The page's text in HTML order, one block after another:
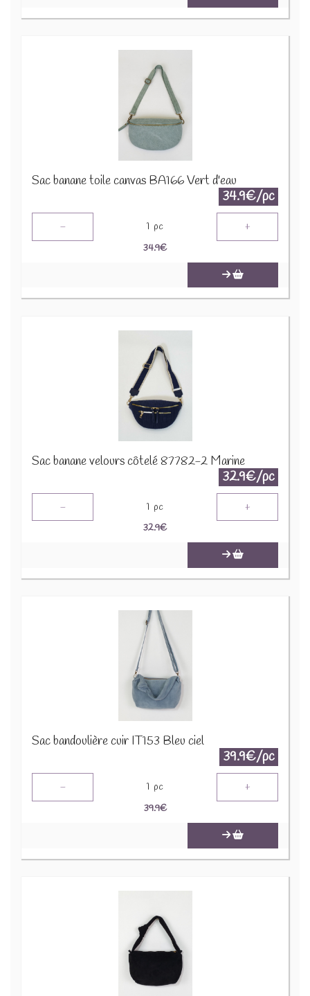
Sac banane toile canvas BA166 Vert d'eau
34.9€/pc
- 1 pc +
34.9€
Sac banane velours côtelé 87782-2 Marine
32.9€/pc
- 1 pc +
32.9€
Sac bandoulière cuir IT153 Bleu ciel
39.9€/pc
- 1 pc +
39.9€